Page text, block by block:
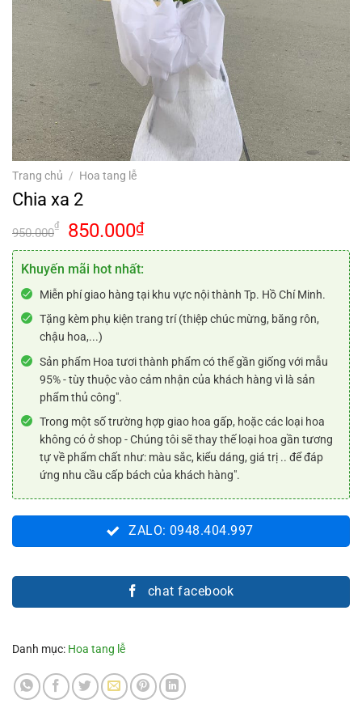
Trang chủ / Hoa tang lễ
Chia xa 2
950.000
₫
Giá
gốc
là:
950.000₫.
850.000₫Giá
hiện
tại
là:
850.000₫.
Khuyến mãi hot nhất:
Miễn phí giao hàng tại khu vực nội thành Tp. Hồ Chí Minh.
Tặng kèm phụ kiện trang trí (thiệp chúc mừng, băng rôn,
chậu hoa,...)
Sản phẩm Hoa tươi thành phẩm có thể gần giống với mẫu
95% - tùy thuộc vào cảm nhận của khách hàng vì là sản
phẩm thủ công".
Trong một số trường hợp giao hoa gấp, hoặc các loại hoa
không có ở shop - Chúng tôi sẽ thay thế loại hoa gần tương
tự về phẩm chất như: màu sắc, kiểu dáng, giá trị .. để đáp
ứng nhu cầu cấp bách của khách hàng".
ZALO: 0948.404.997
chat facebook
Danh mục: Hoa tang lễ